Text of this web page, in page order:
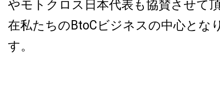
やモトクロス日本代表も協賛させて
在私たちのBtoCビジネスの中心とな
す。